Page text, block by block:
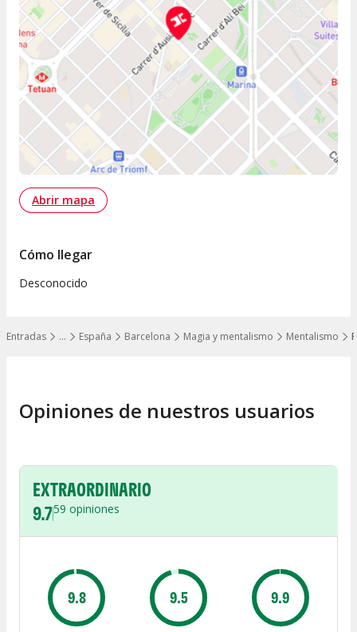
…
Mostrar todos los niveles
Entradas España Barcelona Magia y mentalismo Mentalismo
Abrir mapa
Cómo llegar
Desconocido
Opiniones de nuestros usuarios
EXTRAORDINARIO
9.759 opiniones
9.8 9.5 9.9